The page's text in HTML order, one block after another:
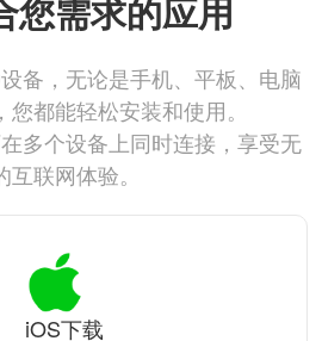
您需求的应用
备，无论是手机、平板、电脑
都能轻松安装和使用。
多个设备上同时连接，享受无
互联网体验。
iOS下载